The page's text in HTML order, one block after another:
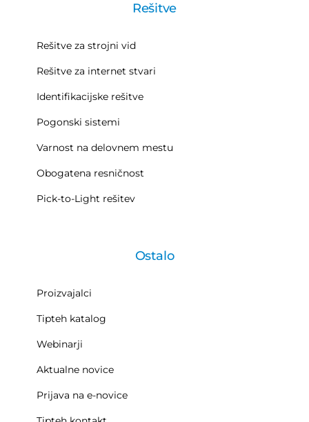
Rešitve
Rešitve za strojni vid
Rešitve za internet stvari
Identifikacijske rešitve
Pogonski sistemi
Varnost na delovnem mestu
Obogatena resničnost
Pick-to-Light rešitev
Ostalo
Proizvajalci
Tipteh katalog
Webinarji
Aktualne novice
Prijava na e-novice